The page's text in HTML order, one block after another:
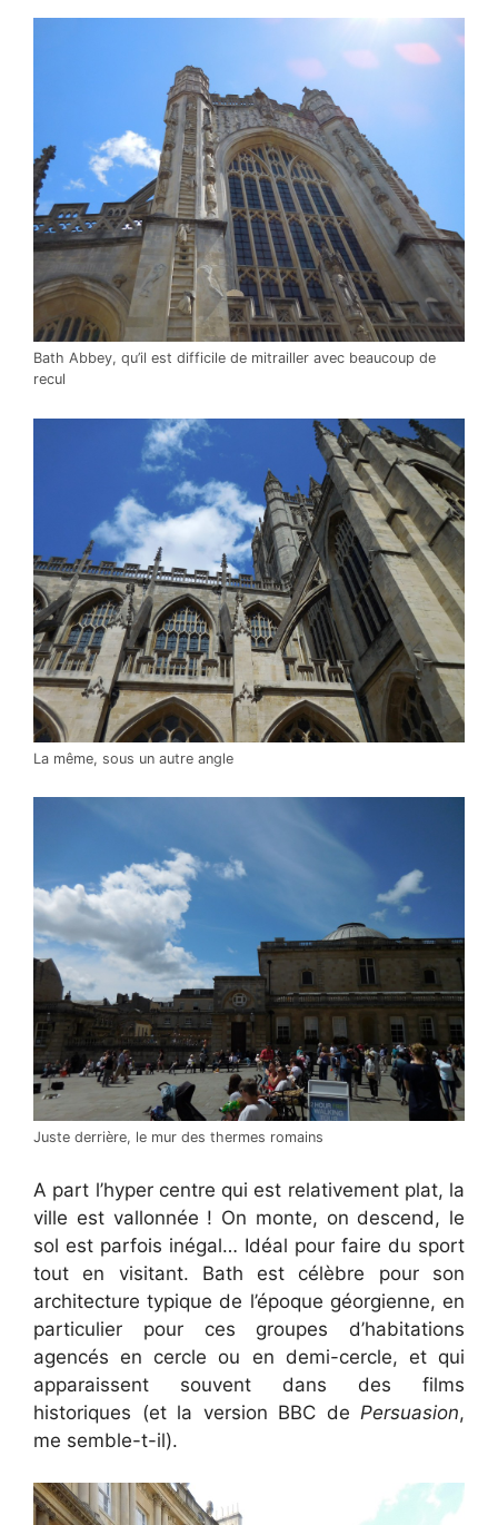
Bath Abbey, qu’il est difficile de mitrailler avec beaucoup de
recul
La même, sous un autre angle
Juste derrière, le mur des thermes romains
A part l’hyper centre qui est relativement plat, la
ville est vallonnée ! On monte, on descend, le
sol est parfois inégal… Idéal pour faire du sport
tout en visitant. Bath est célèbre pour son
architecture typique de l’époque géorgienne, en
particulier pour ces groupes d’habitations
agencés en cercle ou en demi-cercle, et qui
apparaissent souvent dans des films
historiques (et la version BBC de Persuasion,
me semble-t-il).